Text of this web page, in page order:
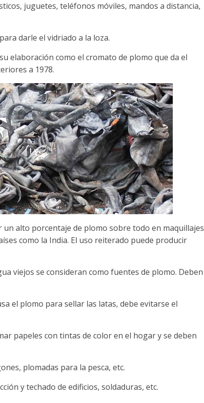
juguetes, teléfonos móviles, mandos a distancia,
darle el vidriado a la loza.
elaboración como el cromato de plomo que da el
a 1978.
alto porcentaje de plomo sobre todo en maquillajes
como la India. El uso reiterado puede producir
viejos se consideran como fuentes de plomo. Deben
el plomo para sellar las latas, debe evitarse el
papeles con tintas de color en el hogar y se deben
plomadas para la pesca, etc.
y techado de edificios, soldaduras, etc.